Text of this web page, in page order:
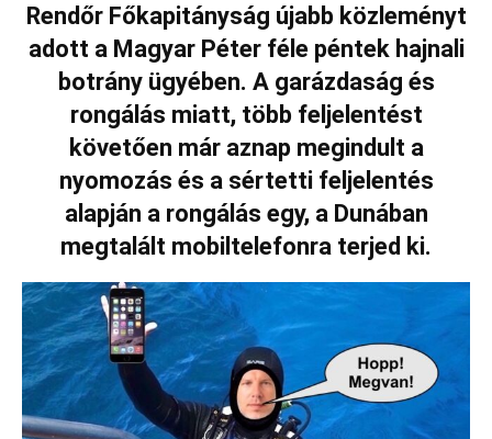
Rendőr Főkapitányság újabb közleményt
adott a Magyar Péter féle péntek hajnali
botrány ügyében. A garázdaság és
rongálás miatt, több feljelentést
követően már aznap megindult a
nyomozás és a sértetti feljelentés
alapján a rongálás egy, a Dunában
megtalált mobiltelefonra terjed ki.